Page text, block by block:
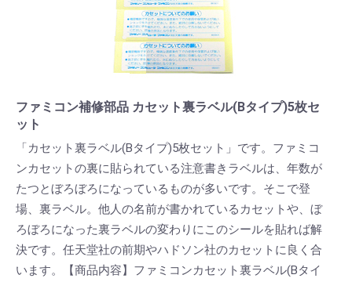
ファミコン補修部品 カセット裏ラベル(Bタイプ)5枚セ
ット
「カセット裏ラベル(Bタイプ)5枚セット」です。ファミコ
ンカセットの裏に貼られている注意書きラベルは、年数が
たつとぼろぼろになっているものが多いです。そこで登
場、裏ラベル。他人の名前が書かれているカセットや、ぼ
ろぼろになった裏ラベルの変わりにこのシールを貼れば解
決です。任天堂社の前期やハドソン社のカセットに良く合
います。【商品内容】ファミコンカセット裏ラベル(Bタイ